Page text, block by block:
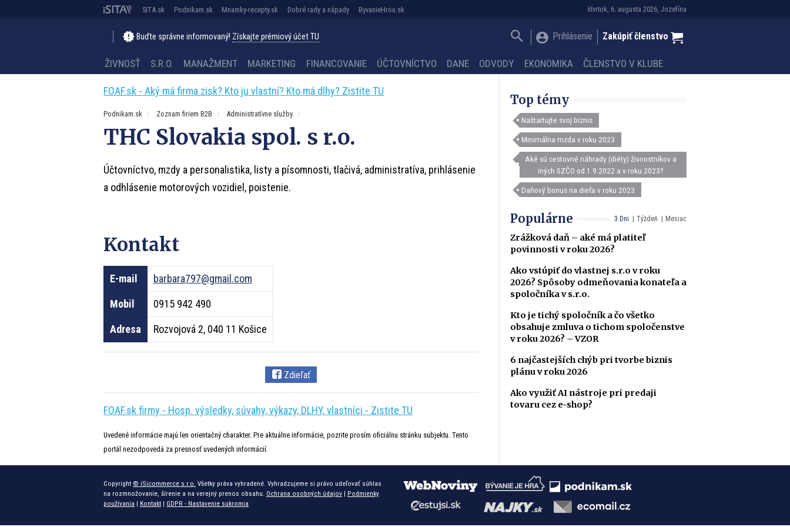
štvrtok, 6. augusta 2026, Jozefína
SITA.sk Podnikam.sk Mnamky-recepty.sk Dobré rady a nápady ByvanieHrou.sk
Buďte správne informovaný! Získajte prémiový účet TU Prihlásenie Zakúpiť členstvo
ŽIVNOSŤ S.R.O. MANAŽMENT MARKETING FINANCOVANIE ÚČTOVNÍCTVO DANE ODVODY EKONOMIKA ČLENSTVO V KLUBE
FOAF.sk - Aký má firma zisk? Kto ju vlastní? Kto má dlhy? Zistite TU
Podnikam.sk Zoznam firiem B2B Administratívne služby
THC Slovakia spol. s r.o.
Účtovníctvo, mzdy a personalistika, listy a písomnosti, tlačivá, administratíva, prihlásenie
a odhlásenie motorových vozidiel, poistenie.
Kontakt
E-mail barbara797@gmail.com
Mobil 0915 942 490
Adresa Rozvojová 2, 040 11 Košice
Zdieľať
FOAF.sk firmy - Hosp. výsledky, súvahy, výkazy, DLHY, vlastníci - Zistite TU
Uvedené informácie majú len orientačný charakter. Pre aktuálne informácie, pozrite prosím oficiálnu stránku subjektu. Tento
portál nezodpovedá za presnosť uvedených informácií.
Top témy
Naštartujte svoj biznis
Minimálna mzda v roku 2023
Aké sú cestovné náhrady (diéty) živnostníkov a
iných SZČO od 1.9.2022 a v roku 2023?
Daňový bonus na dieťa v roku 2023
3 Dni Týždeň Mesiac
Populárne
Zrážková daň – aké má platiteľ
povinnosti v roku 2026?
Ako vstúpiť do vlastnej s.r.o v roku
2026? Spôsoby odmeňovania konateľa a
spoločníka v s.r.o.
Kto je tichý spoločník a čo všetko
obsahuje zmluva o tichom spoločenstve
v roku 2026? – VZOR
6 najčastejších chýb pri tvorbe biznis
plánu v roku 2026
Ako využiť AI nástroje pri predaji
tovaru cez e-shop?
Copyright © iSicommerce s.r.o. Všetky práva vyhradené. Vyhradzujeme si právo udeľovať súhlas
na rozmnožovanie, šírenie a na verejný prenos obsahu. Ochrana osobných údajov | Podmienky
používania | Kontakt | GDPR - Nastavenie sukromia